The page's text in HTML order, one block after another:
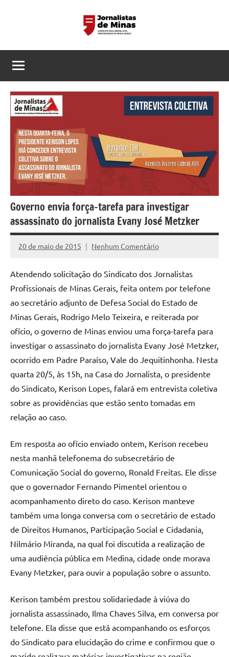
conteúdo
Sindicato
dos
Jornalistas
Profissionais
de
Minas
Gerais
Sindicato
dos
Jornalistas
Profissionais
de
MG
Governo envia força-tarefa para investigar
assassinato do jornalista Evany José Metzker
20 de maio de 2015
Assessoria
Nenhum Comentário
Atendendo solicitação do Sindicato dos Jornalistas
Profissionais de Minas Gerais, feita ontem por telefone
ao secretário adjunto de Defesa Social do Estado de
Minas Gerais, Rodrigo Melo Teixeira, e reiterada por
ofício, o governo de Minas enviou uma força-tarefa para
investigar o assassinato do jornalista Evany José Metzker,
ocorrido em Padre Paraíso, Vale do Jequitinhonha. Nesta
quarta 20/5, às 15h, na Casa do Jornalista, o presidente
do Sindicato, Kerison Lopes, falará em entrevista coletiva
sobre as providências que estão sento tomadas em
relação ao caso.
Em resposta ao ofício enviado ontem, Kerison recebeu
nesta manhã telefonema do subsecretário de
Comunicação Social do governo, Ronald Freitas. Ele disse
que o governador Fernando Pimentel orientou o
acompanhamento direto do caso. Kerison manteve
também uma longa conversa com o secretário de estado
de Direitos Humanos, Participação Social e Cidadania,
Nilmário Miranda, na qual foi discutida a realização de
uma audiência pública em Medina, cidade onde morava
Evany Metzker, para ouvir a população sobre o assunto.
Kerison também prestou solidariedade à viúva do
jornalista assassinado, Ilma Chaves Silva, em conversa por
telefone. Ela disse que está acompanhando os esforços
do Sindicato para elucidação do crime e confirmou que o